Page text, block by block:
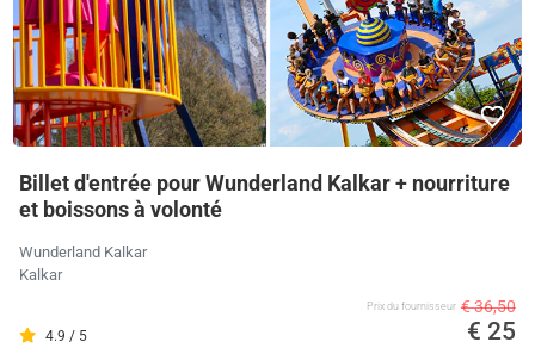
Billet d'entrée pour Wunderland Kalkar + nourriture
et boissons à volonté
Wunderland Kalkar
Kalkar
4.9 / 5
Prix ​​du fournisseur € 36,50
€ 25